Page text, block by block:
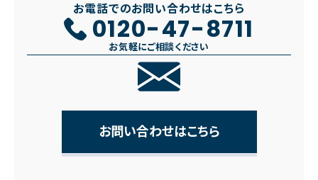
お電話でのお問い合わせはこちら
0120-47-8711
お気軽にご相談ください
お問い合わせはこちら